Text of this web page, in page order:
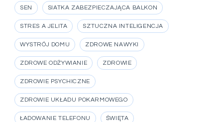
SEN SIATKA ZABEZPIECZAJĄCA BALKON
STRES A JELITA SZTUCZNA INTELIGENCJA
WYSTRÓJ DOMU ZDROWE NAWYKI
ZDROWE ODŻYWIANIE ZDROWIE
ZDROWIE PSYCHICZNE
ZDROWIE UKŁADU POKARMOWEGO
ŁADOWANIE TELEFONU ŚWIĘTA